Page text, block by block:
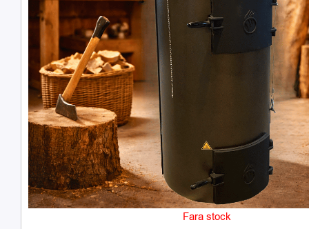
Fara stock